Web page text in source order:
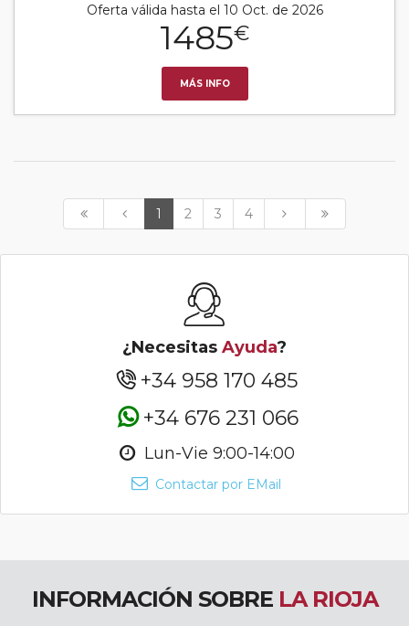
Oferta válida hasta el 10 Oct. de 2026
1485€
MÁS INFO
1 2 3 4
¿Necesitas Ayuda?
+34 958 170 485
+34 676 231 066
Lun-Vie 9:00-14:00
Contactar por EMail
INFORMACIÓN SOBRE LA RIOJA